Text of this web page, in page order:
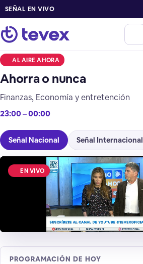
SEÑAL EN VIVO
AL AIRE AHORA
Ahorra o nunca
Finanzas, Economía y entretención
23:00 – 00:00
Señal Nacional Señal Internacional
EN VIVO
PROGRAMACIÓN DE HOY